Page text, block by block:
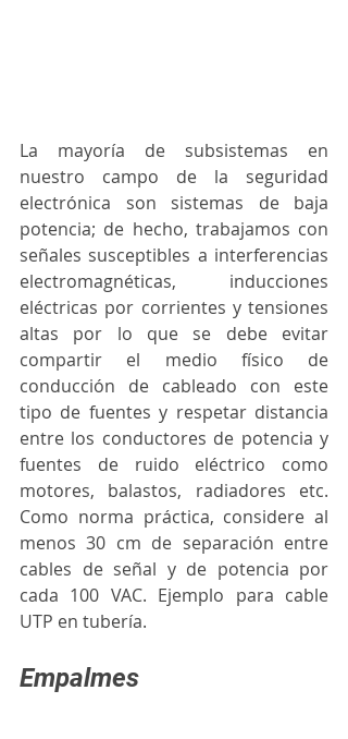
La mayoría de subsistemas en
nuestro campo de la seguridad
electrónica son sistemas de baja
potencia; de hecho, trabajamos con
señales susceptibles a interferencias
electromagnéticas, inducciones
eléctricas por corrientes y tensiones
altas por lo que se debe evitar
compartir el medio físico de
conducción de cableado con este
tipo de fuentes y respetar distancia
entre los conductores de potencia y
fuentes de ruido eléctrico como
motores, balastos, radiadores etc.
Como norma práctica, considere al
menos 30 cm de separación entre
cables de señal y de potencia por
cada 100 VAC. Ejemplo para cable
UTP en tubería.
Empalmes